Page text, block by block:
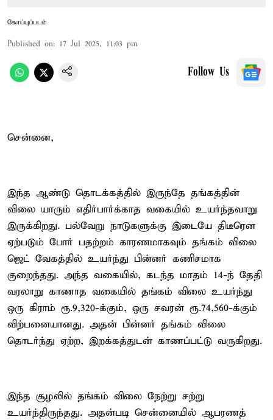
கோப்புப்படம்
Published on: 17 Jul 2025, 11:03 pm
Follow Us
சென்னை,
இந்த ஆண்டு தொடக்கத்தில் இருந்தே தங்கத்தின்
விலை யாரும் எதிர்பார்க்காத வகையில் உயர்ந்தவாறு
இருக்கிறது. பல்வேறு நாடுகளுக்கு இடையே திடீரென
ஏற்படும் போர் பதற்றம் காரணமாகவும் தங்கம் விலை
ஜெட் வேகத்தில் உயர்ந்து பின்னர் கணிசமாக
குறைந்தது. அந்த வகையில், கடந்த மாதம் 14-ந் தேதி
வரலாறு காணாத வகையில் தங்கம் விலை உயர்ந்து
ஒரு கிராம் ரூ.9,320-க்கும், ஒரு சவரன் ரூ.74,560-க்கும்
விற்பனையானது. அதன் பின்னர் தங்கம் விலை
தொடர்ந்து ஏற்ற, இறக்கத்துடன் காணப்பட்டு வருகிறது.
இந்த சூழலில் தங்கம் விலை நேற்று சற்று
உயர்ந்திருந்தது. அதன்படி சென்னையில் ஆபரணத்